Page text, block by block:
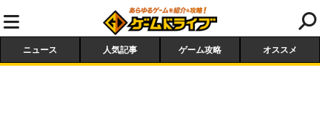
ニュース 人気記事 ゲーム攻略 オススメ